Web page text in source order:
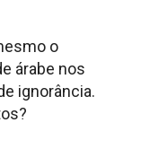
o
árabe nos
ignorância.